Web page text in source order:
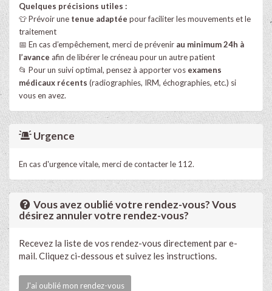
Quelques précisions utiles :
👕 Prévoir une tenue adaptée pour faciliter les mouvements et le
traitement
📅 En cas d’empêchement, merci de prévenir au minimum 24h à
l’avance afin de libérer le créneau pour un autre patient
📂 Pour un suivi optimal, pensez à apporter vos examens
médicaux récents (radiographies, IRM, échographies, etc.) si
vous en avez.
Urgence
En cas d'urgence vitale, merci de contacter le 112.
Vous avez oublié votre rendez-vous? Vous
désirez annuler votre rendez-vous?
Recevez la liste de vos rendez-vous directement par e-
mail. Cliquez ci-dessous et suivez les instructions.
J'ai oublié mon rendez-vous